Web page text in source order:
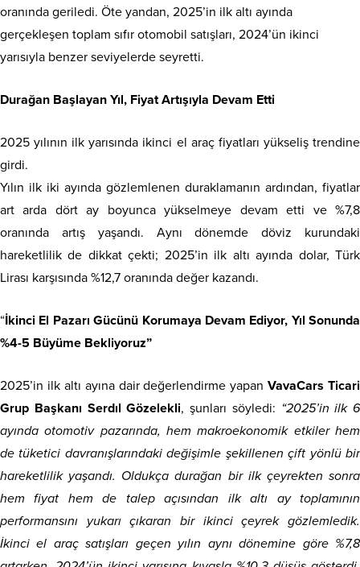
oranında geriledi. Öte yandan, 2025’in ilk altı ayında
gerçekleşen toplam sıfır otomobil satışları, 2024’ün ikinci
yarısıyla benzer seviyelerde seyretti.
Durağan Başlayan Yıl, Fiyat Artışıyla Devam Etti
2025 yılının ilk yarısında ikinci el araç fiyatları yükseliş trendine
girdi.
Yılın ilk iki ayında gözlemlenen duraklamanın ardından, fiyatlar
art arda dört ay boyunca yükselmeye devam etti ve %7,8
oranında artış yaşandı. Aynı dönemde döviz kurundaki
hareketlilik de dikkat çekti; 2025’in ilk altı ayında dolar, Türk
Lirası karşısında %12,7 oranında değer kazandı.
“İkinci El Pazarı Gücünü Korumaya Devam Ediyor, Yıl Sonunda
%4-5 Büyüme Bekliyoruz”
2025’in ilk altı ayına dair değerlendirme yapanVavaCars Ticari
Grup Başkanı Serdıl Gözelekli, şunları söyledi: “2025’in ilk 6
ayında otomotiv pazarında, hem makroekonomik etkiler hem
de tüketici davranışlarındaki değişimle şekillenen çift yönlü bir
hareketlilik yaşandı. Oldukça durağan bir ilk çeyrekten sonra
hem fiyat hem de talep açısından ilk altı ay toplamının
performansını yukarı çıkaran bir ikinci çeyrek gözlemledik.
İkinci el araç satışları geçen yılın aynı dönemine göre %7,8